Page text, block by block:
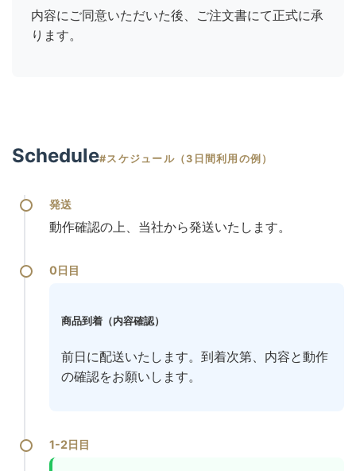
内容にご同意いただいた後、ご注文書にて正式に承
ります。
Schedule#スケジュール（3日間利用の例）
発送
動作確認の上、当社から発送いたします。
0日目
商品到着（内容確認）
前日に配送いたします。到着次第、内容と動作
の確認をお願いします。
1-2日目